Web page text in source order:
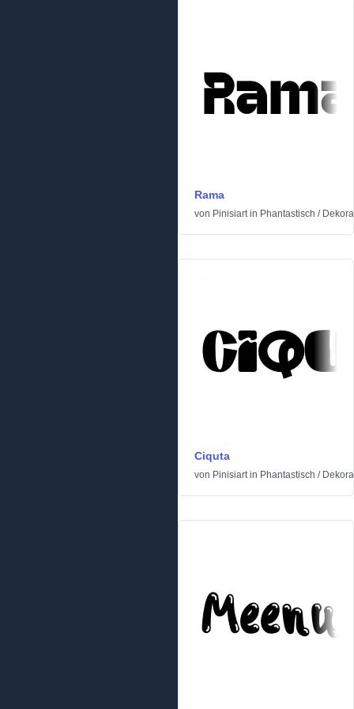
Rama
von Pinisiartin Phantastisch /
Ciquta
von Pinisiartin Phantastisch /